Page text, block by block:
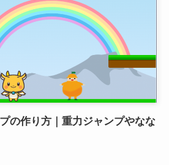
の作り方｜重力ジャンプやなな